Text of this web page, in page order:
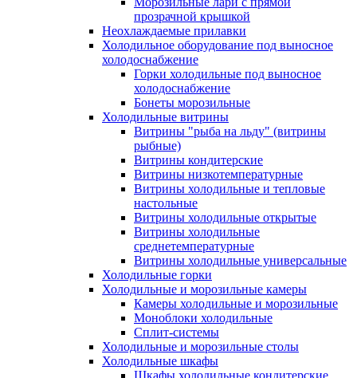
прозрачной крышкой
Неохлаждаемые прилавки
Холодильное оборудование под выносное
холодоснабжение
Горки холодильные под выносное
холодоснабжение
Бонеты морозильные
Холодильные витрины
Витрины "рыба на льду" (витрины
рыбные)
Витрины кондитерские
Витрины низкотемпературные
Витрины холодильные и тепловые
настольные
Витрины холодильные открытые
Витрины холодильные
среднетемпературные
Витрины холодильные универсальные
Холодильные горки
Холодильные и морозильные камеры
Камеры холодильные и морозильные
Моноблоки холодильные
Сплит-системы
Холодильные и морозильные столы
Холодильные шкафы
Шкафы холодильные кондитерские